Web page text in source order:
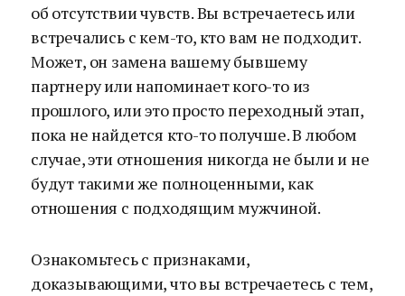
об отсутствии чувств. Вы встречаетесь или
встречались с кем-то, кто вам не подходит.
Может, он замена вашему бывшему
партнеру или напоминает кого-то из
прошлого, или это просто переходный этап,
пока не найдется кто-то получше. В любом
случае, эти отношения никогда не были и не
будут такими же полноценными, как
отношения с подходящим мужчиной.
Ознакомьтесь с признаками,
доказывающими, что вы встречаетесь с тем,